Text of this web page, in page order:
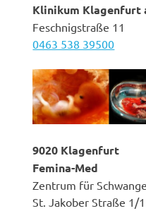
Klinikum Klagenfurt
Feschnigstraße 11
0463 538 39500
9020 Klagenfurt
Femina-Med
Zentrum für
St. Jakober Straße 1/1